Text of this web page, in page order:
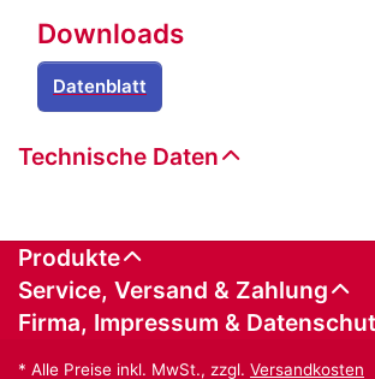
Downloads
Datenblatt
Technische Daten
Produkte
Service, Versand & Zahlung
Firma, Impressum &
* Alle Preise inkl. MwSt., zzgl. Versandkosten